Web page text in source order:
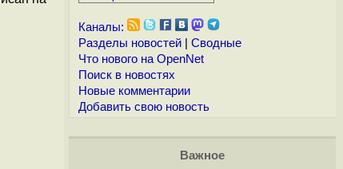
Каналы:
Разделы новостей| Сводные
Что нового на OpenNet
Поиск в новостях
Новые комментарии
Добавить свою новость
Важное